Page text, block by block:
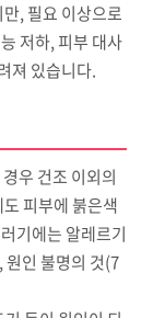
, 필요 이상으로
저하, 피부 대사
져 있습니다.
우 건조 이외의
피부에 붉은색
기에는 알레르기
인 불명의 것(7